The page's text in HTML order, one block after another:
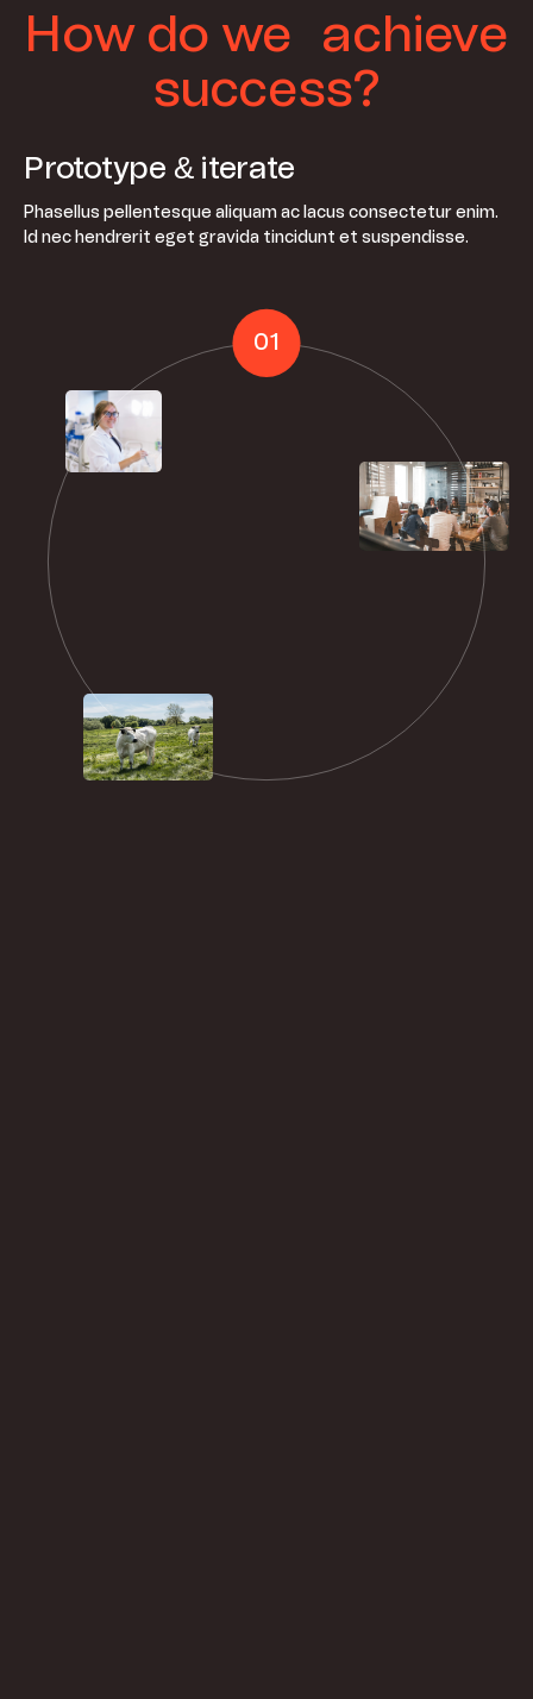
How do we achieve
success?
Prototype & iterate
Phasellus pellentesque aliquam ac lacus consectetur enim.
Id nec hendrerit eget gravida tincidunt et suspendisse.
01